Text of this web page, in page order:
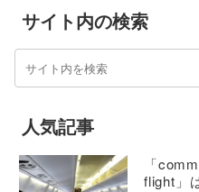
サイト内の検索
人気記事
「
flight」